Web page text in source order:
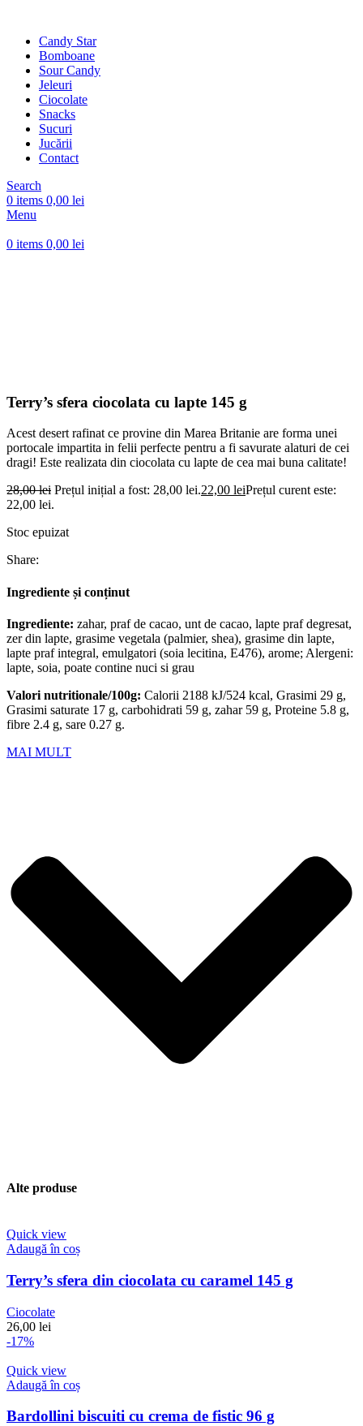
Candy Star
Bomboane
Sour Candy
Jeleuri
Ciocolate
Snacks
Sucuri
Jucării
Contact
Search
0 items 0,00 lei
Menu
0 items 0,00 lei
Terry’s sfera ciocolata cu lapte 145 g
Acest desert rafinat ce provine din Marea Britanie are forma unei
portocale impartita in felii perfecte pentru a fi savurate alaturi de cei
dragi! Este realizata din ciocolata cu lapte de cea mai buna calitate!
28,00lei Prețul inițial a fost: 28,00 lei.22,00 leiPrețul curent este:
22,00 lei.
Stoc epuizat
Share:
Ingrediente și conținut
Ingrediente: zahar, praf de cacao, unt de cacao, lapte praf degresat,
zer din lapte, grasime vegetala (palmier, shea), grasime din lapte,
lapte praf integral, emulgatori (soia lecitina, E476), arome; Alergeni:
lapte, soia, poate contine nuci si grau
Valori nutritionale/100g: Calorii 2188 kJ/524 kcal, Grasimi 29 g,
Grasimi saturate 17 g, carbohidrati 59 g, zahar 59 g, Proteine 5.8 g,
fibre 2.4 g, sare 0.27 g.
MAI MULT
Alte produse
Quick view
Adaugă în coș
Terry’s sfera din ciocolata cu caramel 145 g
Ciocolate
26,00 lei
-17%
Quick view
Adaugă în coș
Bardollini biscuiti cu crema de fistic 96 g